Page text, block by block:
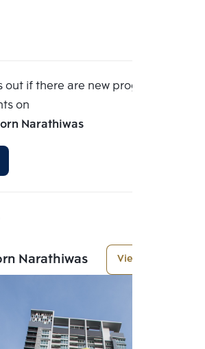
out if there are new program
on
Narathiwas
Narathiwas View More